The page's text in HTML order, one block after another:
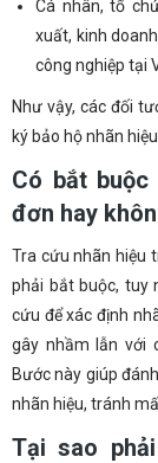
Cá nhân, tổ
xuất, kinh
công nghiệp tại
Như vậy, các đối
ký bảo hộ nhãn
Có bắt
đơn hay
Tra cứu nhãn hiệu
phải bắt buộc, tuy
cứu để xác định
gây nhầm lẫn với
Bước này giúp
nhãn hiệu, tránh
Tại sao